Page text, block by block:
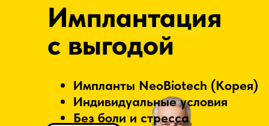
Имплантация
с выгодой
Импланты NeoBiotech (Корея)
Индивидуальные условия
Без боли и стресса